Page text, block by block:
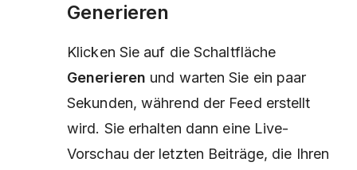
Generieren
Klicken Sie auf die Schaltfläche
Generieren und warten Sie ein paar
Sekunden, während der Feed erstellt
wird. Sie erhalten dann eine Live-
Vorschau der letzten Beiträge, die Ihren